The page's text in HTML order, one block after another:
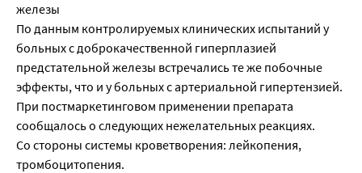
железы
По данным контролируемых клинических испытаний у
больных с доброкачественной гиперплазией
предстательной железы встречались те же побочные
эффекты, что и у больных с артериальной гипертензией.
При постмаркетинговом применении препарата
сообщалось о следующих нежелательных реакциях.
Со стороны системы кроветворения: лейкопения,
тромбоцитопения.